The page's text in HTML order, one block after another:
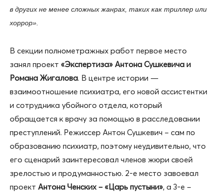
в других не менее сложных жанрах, таких как триллер или
хоррор».
В секции полнометражных работ первое место
занял проект «Экспертиза» Антона Сушкевича и
Романа Жигалова. В центре истории —
взаимоотношение психиатра, его новой ассистентки
и сотрудника убойного отдела, который
обращается к врачу за помощью в расследовании
преступлений. Режиссер Антон Сушкевич – сам по
образованию психиатр, поэтому неудивительно, что
его сценарий заинтересовал членов жюри своей
зрелостью и продуманностью. 2-е место завоевал
проект Антона Ченских – «Царь пустыни», а 3-е –